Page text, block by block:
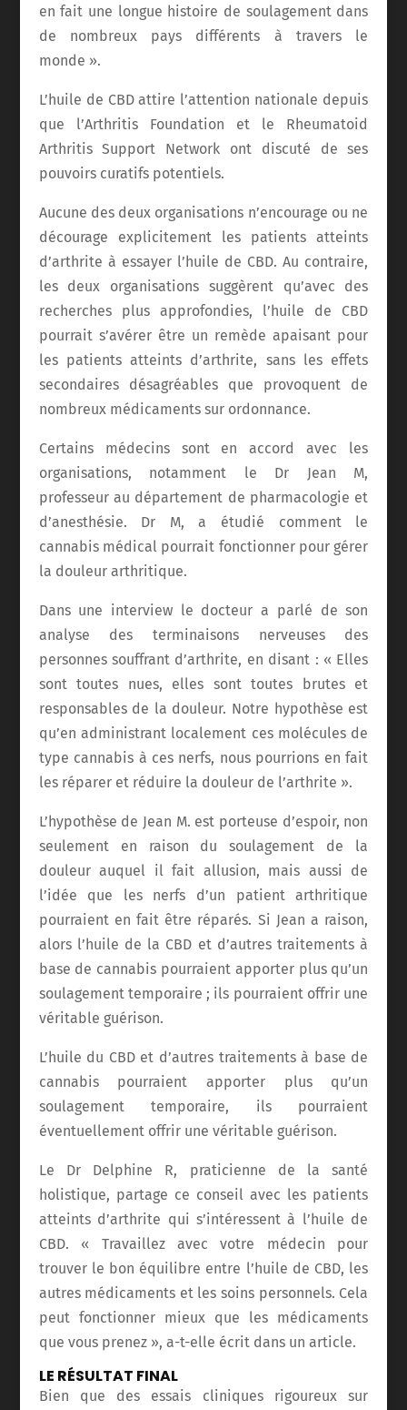
en fait une longue histoire de soulagement dans
de nombreux pays différents à travers le
monde ».
L’huile de CBD attire l’attention nationale depuis
que l’Arthritis Foundation et le Rheumatoid
Arthritis Support Network ont discuté de ses
pouvoirs curatifs potentiels.
Aucune des deux organisations n’encourage ou ne
décourage explicitement les patients atteints
d’arthrite à essayer l’huile de CBD. Au contraire,
les deux organisations suggèrent qu’avec des
recherches plus approfondies, l’huile de CBD
pourrait s’avérer être un remède apaisant pour
les patients atteints d’arthrite, sans les effets
secondaires désagréables que provoquent de
nombreux médicaments sur ordonnance.
Certains médecins sont en accord avec les
organisations, notamment le Dr Jean M,
professeur au département de pharmacologie et
d’anesthésie. Dr M, a étudié comment le
cannabis médical pourrait fonctionner pour gérer
la douleur arthritique.
Dans une interview le docteur a parlé de son
analyse des terminaisons nerveuses des
personnes souffrant d’arthrite, en disant : « Elles
sont toutes nues, elles sont toutes brutes et
responsables de la douleur. Notre hypothèse est
qu’en administrant localement ces molécules de
type cannabis à ces nerfs, nous pourrions en fait
les réparer et réduire la douleur de l’arthrite ».
L’hypothèse de Jean M. est porteuse d’espoir, non
seulement en raison du soulagement de la
douleur auquel il fait allusion, mais aussi de
l’idée que les nerfs d’un patient arthritique
pourraient en fait être réparés. Si Jean a raison,
alors l’huile de la CBD et d’autres traitements à
base de cannabis pourraient apporter plus qu’un
soulagement temporaire ; ils pourraient offrir une
véritable guérison.
L’huile du CBD et d’autres traitements à base de
cannabis pourraient apporter plus qu’un
soulagement temporaire, ils pourraient
éventuellement offrir une véritable guérison.
Le Dr Delphine R, praticienne de la santé
holistique, partage ce conseil avec les patients
atteints d’arthrite qui s’intéressent à l’huile de
CBD. « Travaillez avec votre médecin pour
trouver le bon équilibre entre l’huile de CBD, les
autres médicaments et les soins personnels. Cela
peut fonctionner mieux que les médicaments
que vous prenez », a-t-elle écrit dans un article.
LE RÉSULTAT FINAL
Bien que des essais cliniques rigoureux sur